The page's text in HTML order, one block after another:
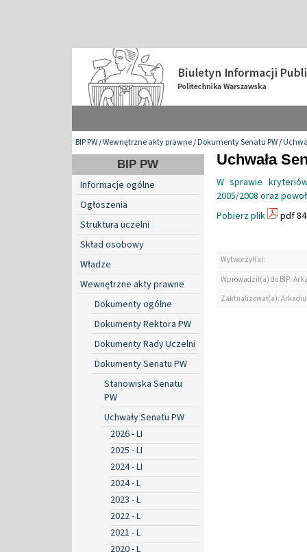
BIP PW/Wewnętrzne akty prawne/Dokumenty Senatu PW/
BIP PW
Informacje ogólne
Ogłoszenia
Struktura uczelni
Skład osobowy
Władze
Wewnętrzne akty prawne
Dokumenty ogólne
Dokumenty Rektora PW
Dokumenty Rady Uczelni
Dokumenty Senatu PW
Stanowiska Senatu
PW
Uchwały Senatu PW
2026 - LI
2025 - LI
2024 - LI
2024 - L
2023 - L
2022 - L
2021 - L
2020 - L
Uchwała
W sprawie
2005/2008 oraz
Pobierz plik
pdf
Wytworzył(a):
Wprowadził(a) do BIP:
Zaktualizował(a):